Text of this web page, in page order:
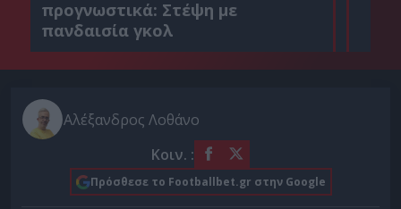
προγνωστικά: Στέψη με
πανδαισία γκολ
Αλέξανδρος Λοθάνο
Κοιν. :
Πρόσθεσε το Footballbet.gr στην Google